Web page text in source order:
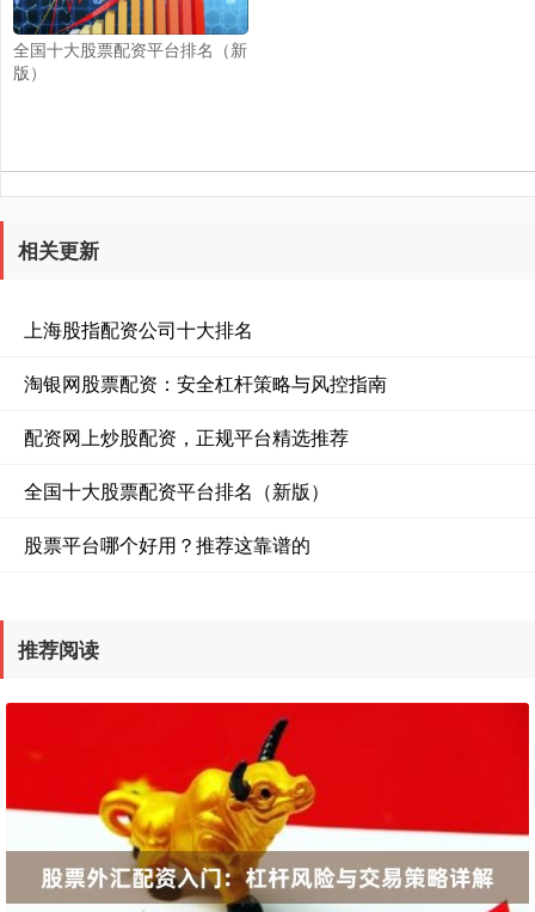
全国十大股票配资平台排名（新
版）
相关更新
上海股指配资公司十大排名
淘银网股票配资：安全杠杆策略与风控指南
配资网上炒股配资，正规平台精选推荐
全国十大股票配资平台排名（新版）
股票平台哪个好用？推荐这靠谱的
推荐阅读